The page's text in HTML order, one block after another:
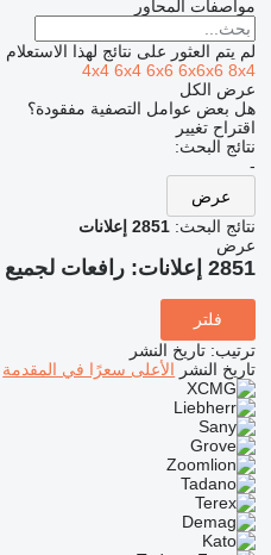
مواصفات المحاور
لم يتم العثور على نتائج لهذا الاستعلام
4x4 6x4 6x6 6x6x6 8x4
عرض الكل
هل بعض عوامل التصفية مفقودة؟
اقتراح تغيير
نتائج البحث:
-
عرض
نتائج البحث: 2851 إعلانات
عرض
2851 إعلانات: رافعات
فلتر
ترتيب: تاريخ النشر
تاريخ النشر الأعلى سعرًا في المقدمة